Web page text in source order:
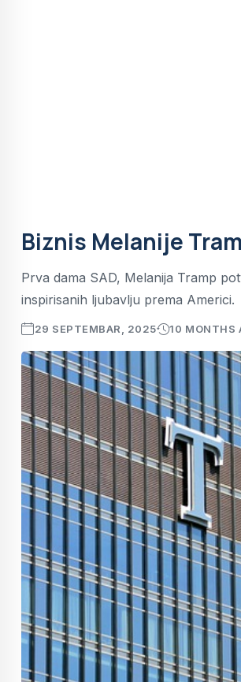
Biznis Melanije
Prva dama SAD, Melanija Tramp
inspirisanih ljubavlju prema Americi.
29 SEPTEMBAR, 2025 10 MONTHS